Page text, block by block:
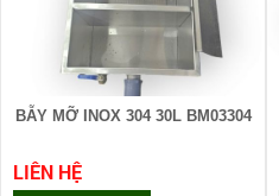
BẪY MỠ INOX 304 30L BM03304
LIÊN HỆ